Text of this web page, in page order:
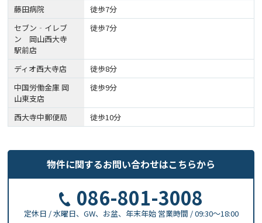
藤田病院
徒歩7分
セブン‐イレブ
ン 岡山西大寺
駅前店
徒歩7分
ディオ西大寺店
徒歩8分
中国労働金庫 岡
山東支店
徒歩9分
西大寺中郵便局 徒歩10分
物件に関するお問い合わせはこちらから
086-801-3008
定休日 / 水曜日、GW、お盆、年末年始 営業時間 / 09:30〜18:00